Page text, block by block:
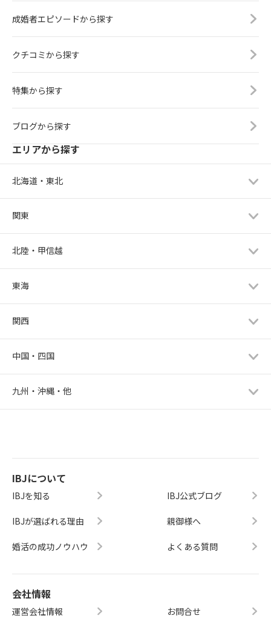
成婚者エピソードから探す
クチコミから探す
特集から探す
ブログから探す
エリアから探す
北海道・東北
関東
北陸・甲信越
東海
関西
中国・四国
九州・沖縄・他
IBJについて
IBJを知る
IBJが選ばれる理由
婚活の成功ノウハウ
IBJ公式ブログ
親御様へ
よくある質問
会社情報
運営会社情報 お問合せ